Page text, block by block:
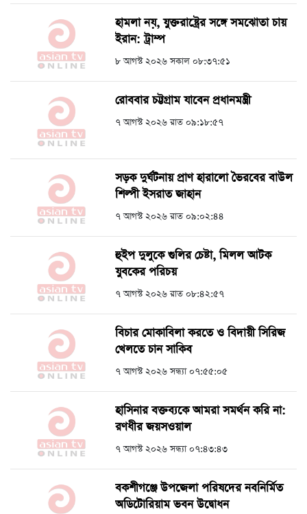
হামলা নয়, যুক্তরাষ্ট্রের সঙ্গে সমঝোতা চায়
ইরান: ট্রাম্প
৮ আগস্ট ২০২৬ সকাল ০৮:৩৭:৫১
রোববার চট্টগ্রাম যাবেন প্রধানমন্ত্রী
৭ আগস্ট ২০২৬ রাত ০৯:১৮:৫৭
সড়ক দুর্ঘটনায় প্রাণ হারালো ভৈরবের বাউল
শিল্পী ইসরাত জাহান
৭ আগস্ট ২০২৬ রাত ০৯:০২:৪৪
হুইপ দুলুকে গুলির চেষ্টা, ‍মিলল আটক
যুবকের পরিচয়
৭ আগস্ট ২০২৬ রাত ০৮:৪২:৫৭
বিচার মোকাবিলা করতে ও বিদায়ী সিরিজ
খেলতে চান সাকিব
৭ আগস্ট ২০২৬ সন্ধ্যা ০৭:৫৫:০৫
হাসিনার বক্তব্যকে আমরা সমর্থন করি না:
রণধীর জয়সওয়াল
৭ আগস্ট ২০২৬ সন্ধ্যা ০৭:৪৩:৪৩
বকশীগঞ্জে উপজেলা পরিষদের নবনির্মিত
অডিটোরিয়াম ভবন উদ্বোধন